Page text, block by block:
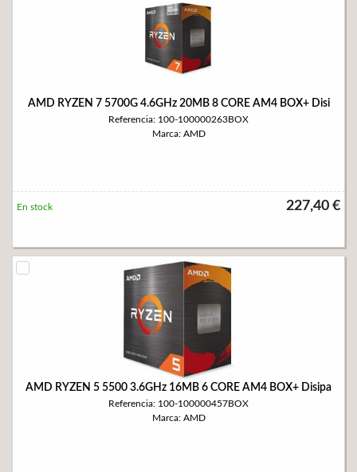
AMD RYZEN 7 5700G 4.6GHz 20MB 8 CORE AM4 BOX+ Disi
Referencia: 100-100000263BOX
Marca: AMD
227,40 €
En stock
AMD RYZEN 5 5500 3.6GHz 16MB 6 CORE AM4 BOX+ Disipa
Referencia: 100-100000457BOX
Marca: AMD